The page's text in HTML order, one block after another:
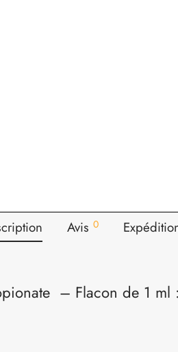
Avis 0
– Flacon de 1 ml